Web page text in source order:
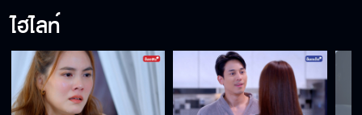
แม่ยกสมบัติให้มันไม่ได้นะ ผมเป็นลูกแม่นะไม่ใช่อีนี่
ไฮไลท์